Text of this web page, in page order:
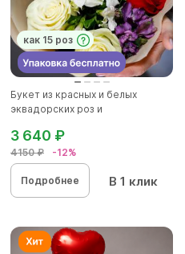
как 15 роз
Букет из красных и белых
эквадорских роз и
4150 ₽ -12%
3 640 ₽
Подробнее В 1 клик